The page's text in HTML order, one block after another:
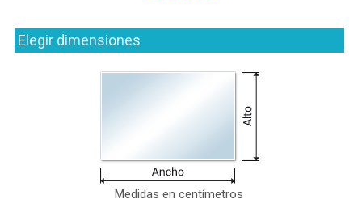
Elegir dimensiones
Medidas en centímetros